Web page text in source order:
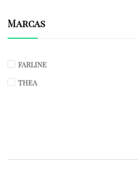
Marcas
FARLINE
THEA